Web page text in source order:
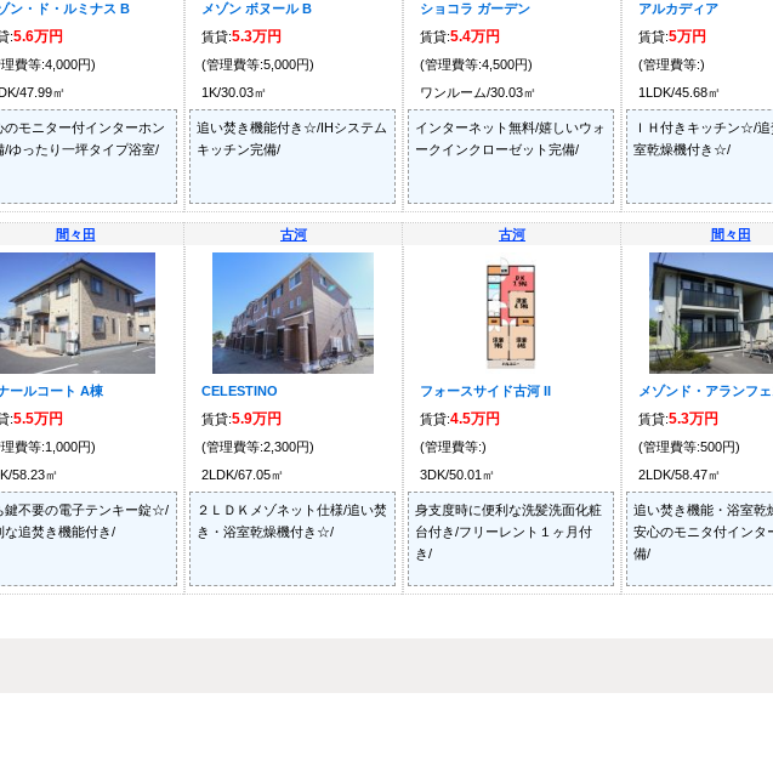
ン・ド・ルミナス B
:5.6万円
費等:4,000円)
47.99㎡
のモニター付インターホン
/ゆったり一坪タイプ浴室/
メゾン ボヌール B
賃貸:5.3万円
(管理費等:5,000円)
1K/30.03㎡
追い焚き機能付き☆/IHシステム
キッチン完備/
ショコラ ガーデン
賃貸:5.4万円
(管理費等:4,500円)
ワンルーム/30.03㎡
インターネット無料/嬉しいウォ
ークインクローゼット完備/
アルカディア
賃貸:5万円
(管理費等:)
1LDK/45.68㎡
ＩＨ付きキッチン☆/
室乾燥機付き☆/
間々田
ールコート A棟
:5.5万円
費等:1,000円)
58.23㎡
鍵不要の電子テンキー錠☆/
な追焚き機能付き/
古河
CELESTINO
賃貸:5.9万円
(管理費等:2,300円)
2LDK/67.05㎡
２ＬＤＫメゾネット仕様/追い焚
き・浴室乾燥機付き☆/
古河
フォースサイド古河 II
賃貸:4.5万円
(管理費等:)
3DK/50.01㎡
身支度時に便利な洗髪洗面化粧
台付き/フリーレント１ヶ月付
き/
間々田
メゾンド・アランフ
賃貸:5.3万円
(管理費等:500円)
2LDK/58.47㎡
追い焚き機能・浴室乾
安心のモニタ付インタ
備/